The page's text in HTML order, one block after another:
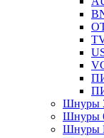
Шнуры
Шнуры
Шнуры